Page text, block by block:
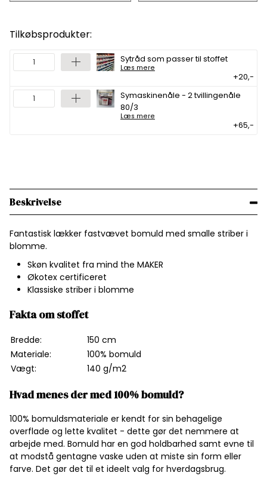
Tilkøbsprodukter:
Sytråd som passer til stoffet
Læs mere
+20,-
Symaskinenåle - 2 tvillingenåle
80/3
Læs mere
+65,-
Beskrivelse
Fantastisk lækker fastvævet bomuld med smalle striber i
blomme.
Skøn kvalitet fra mind the MAKER
Økotex certificeret
Klassiske striber i blomme
Fakta om stoffet
Bredde:
150 cm
Materiale:
100% bomuld
Vægt:
140 g/m2
Hvad menes der med 100% bomuld?
100% bomuldsmateriale er kendt for sin behagelige
overflade og lette kvalitet - dette gør det nemmere at
arbejde med. Bomuld har en god holdbarhed samt evne til
at modstå gentagne vaske uden at miste sin form eller
farve. Det gør det til et ideelt valg for hverdagsbrug.